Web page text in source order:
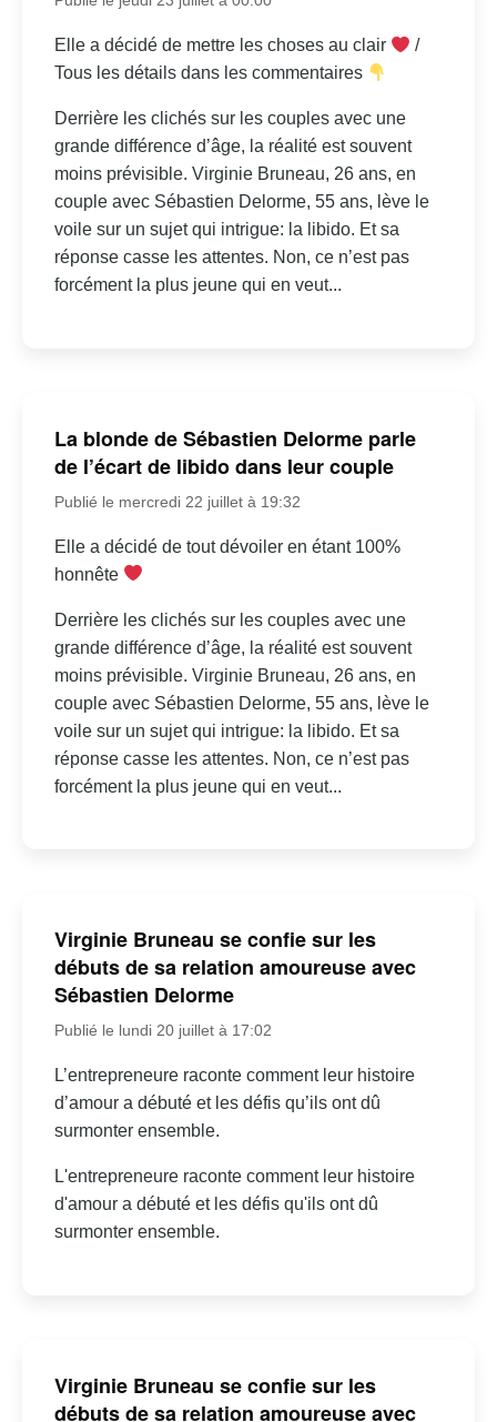
Elle a décidé de mettre les choses au clair
/
Tous les détails dans les commentaires
Derrière les clichés sur les couples avec une
grande différence d’âge, la réalité est souvent
moins prévisible. Virginie Bruneau, 26 ans, en
couple avec Sébastien Delorme, 55 ans, lève le
voile sur un sujet qui intrigue: la libido. Et sa
réponse casse les attentes. Non, ce n’est pas
forcément la plus jeune qui en veut...
La blonde de Sébastien Delorme parle
de l’écart de libido dans leur couple
Publié le mercredi 22 juillet à 19:32
Elle a décidé de tout dévoiler en étant 100%
honnête
Derrière les clichés sur les couples avec une
grande différence d’âge, la réalité est souvent
moins prévisible. Virginie Bruneau, 26 ans, en
couple avec Sébastien Delorme, 55 ans, lève le
voile sur un sujet qui intrigue: la libido. Et sa
réponse casse les attentes. Non, ce n’est pas
forcément la plus jeune qui en veut...
Virginie Bruneau se confie sur les
débuts de sa relation amoureuse avec
Sébastien Delorme
Publié le lundi 20 juillet à 17:02
L’entrepreneure raconte comment leur histoire
d’amour a débuté et les défis qu’ils ont dû
surmonter ensemble.
L'entrepreneure raconte comment leur histoire
d'amour a débuté et les défis qu'ils ont dû
surmonter ensemble.
Virginie Bruneau se confie sur les
débuts de sa relation amoureuse avec